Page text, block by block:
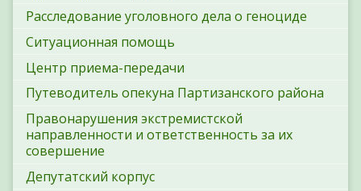
Расследование уголовного дела о геноциде
Ситуационная помощь
Центр приема-передачи
Путеводитель опекуна Партизанского района
Правонарушения экстремистской
направленности и ответственность за их
совершение
Депутатский корпус